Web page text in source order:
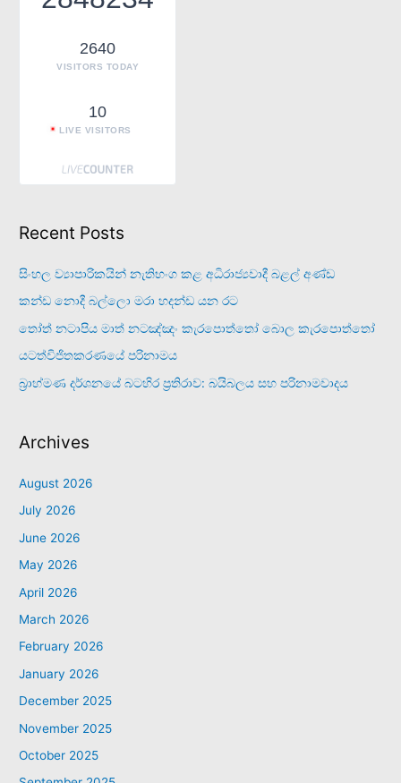
2640
VISITORS TODAY
10
LIVE VISITORS
Recent Posts
සිංහල ව්‍යාපාරිකයින් නැතිභංග කළ අධිරාජ්‍යවාදී බළල් අණ්ඩ
කන්ඩ නොදී බල්ලො මරා හදන්ඩ යන රට
තෝත් නටාපිය මාත් නටඤ්ඤං කැරපොත්තෝ බොල කැරපොත්තෝ
යටත්විජිතකරණයේ පරිනාමය
බ්‍රාහ්මණ දර්ශනයේ බටහිර ප්‍රතිරාව: බයිබලය සහ පරිනාමවාදය
Archives
August 2026
July 2026
June 2026
May 2026
April 2026
March 2026
February 2026
January 2026
December 2025
November 2025
October 2025